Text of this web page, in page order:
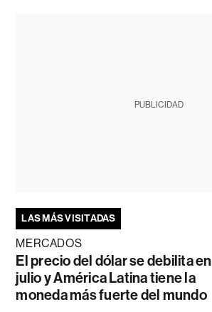
PUBLICIDAD
LAS MÁS VISITADAS
MERCADOS
El precio del dólar se debilita en
julio y América Latina tiene la
moneda más fuerte del mundo